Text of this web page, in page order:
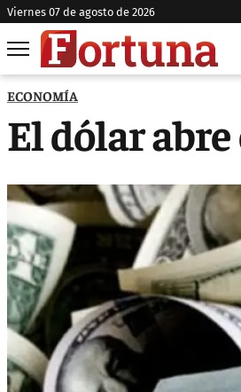
viernes 07 de agosto de 2026
ECONOMÍA
El dólar